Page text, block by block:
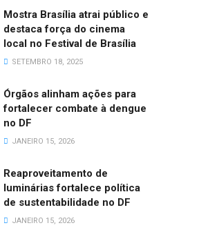
Mostra Brasília atrai público e
destaca força do cinema
local no Festival de Brasília
SETEMBRO 18, 2025
Órgãos alinham ações para
fortalecer combate à dengue
no DF
JANEIRO 15, 2026
Reaproveitamento de
luminárias fortalece política
de sustentabilidade no DF
JANEIRO 15, 2026